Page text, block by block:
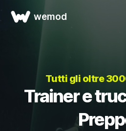
wemod
Tutti gli oltre
Trainer e